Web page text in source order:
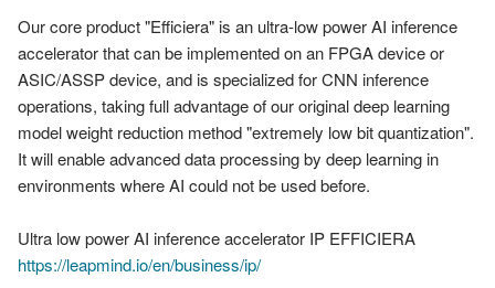
Our core product "Efficiera" is an ultra-low power AI inference
accelerator that can be implemented on an FPGA device or
ASIC/ASSP device, and is specialized for CNN inference
operations, taking full advantage of our original deep learning
model weight reduction method "extremely low bit quantization".
It will enable advanced data processing by deep learning in
environments where AI could not be used before.
https://leapmind.io/en/business/ip/